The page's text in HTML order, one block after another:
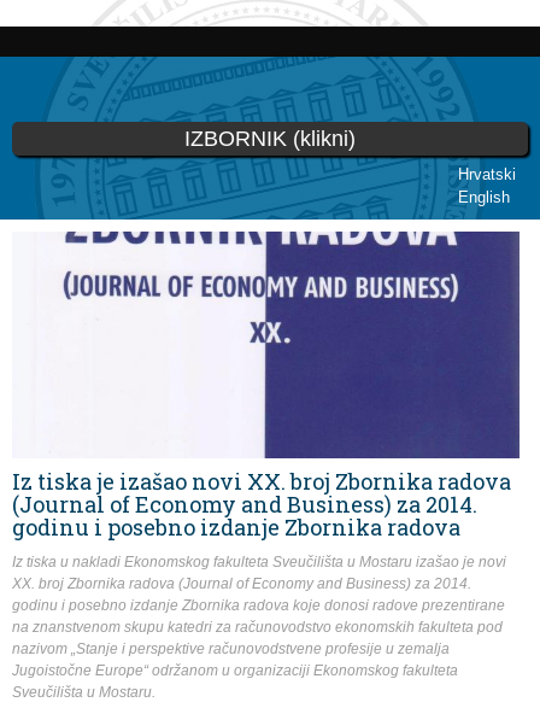
Skoči
glavni
sadržaj
Hrvatski
English
IZBORNIK (klikni)
Vi ste ovdje
Iz tiska je izašao novi XX. broj Zbornika radova
(Journal of Economy and Business) za 2014.
godinu i posebno izdanje Zbornika radova
Iz tiska u nakladi Ekonomskog fakulteta Sveučilišta u Mostaru izašao je novi
XX. broj Zbornika radova (Journal of Economy and Business) za 2014.
godinu i posebno izdanje Zbornika radova koje donosi radove prezentirane
na znanstvenom skupu katedri za računovodstvo ekonomskih fakulteta pod
nazivom „Stanje i perspektive računovodstvene profesije u zemalja
Jugoistočne Europe“ održanom u organizaciji Ekonomskog fakulteta
Sveučilišta u Mostaru.